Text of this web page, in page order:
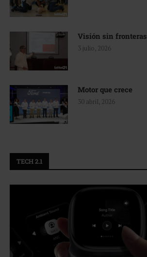
Visión sin fronteras
3 julio, 2026
Motor que crece
30 abril, 2026
TECH 2.1